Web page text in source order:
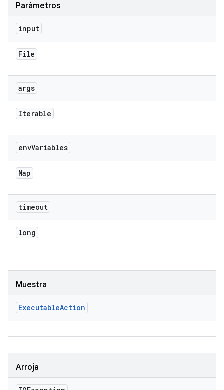
Parámetros
input
File
args
Iterable
envVariables
Map
timeout
long
Muestra
ExecutableAction
Arroja